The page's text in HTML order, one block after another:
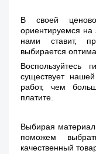
В своей
ориентируемся на
нами ставит,
выбирается
Воспользуйтесь
существует
работ, чем
платите.
Выбирая
поможем
качественный